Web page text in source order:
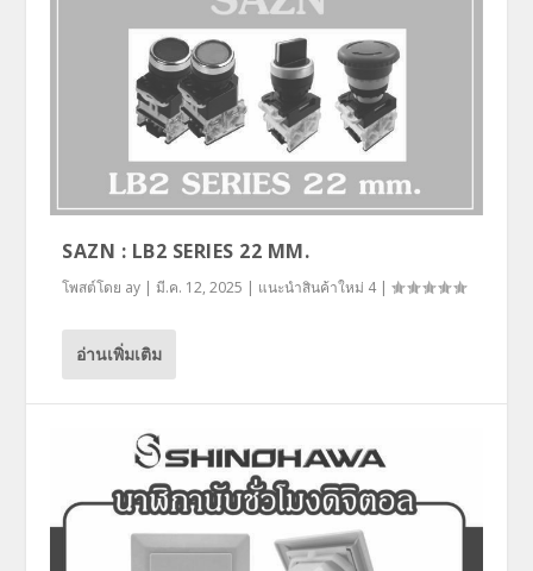
SAZN : LB2 SERIES 22 MM.
โพสต์โดย ay |มี.ค. 12, 2025 | แนะนำสินค้าใหม่ 4|
อ่านเพิ่มเติม